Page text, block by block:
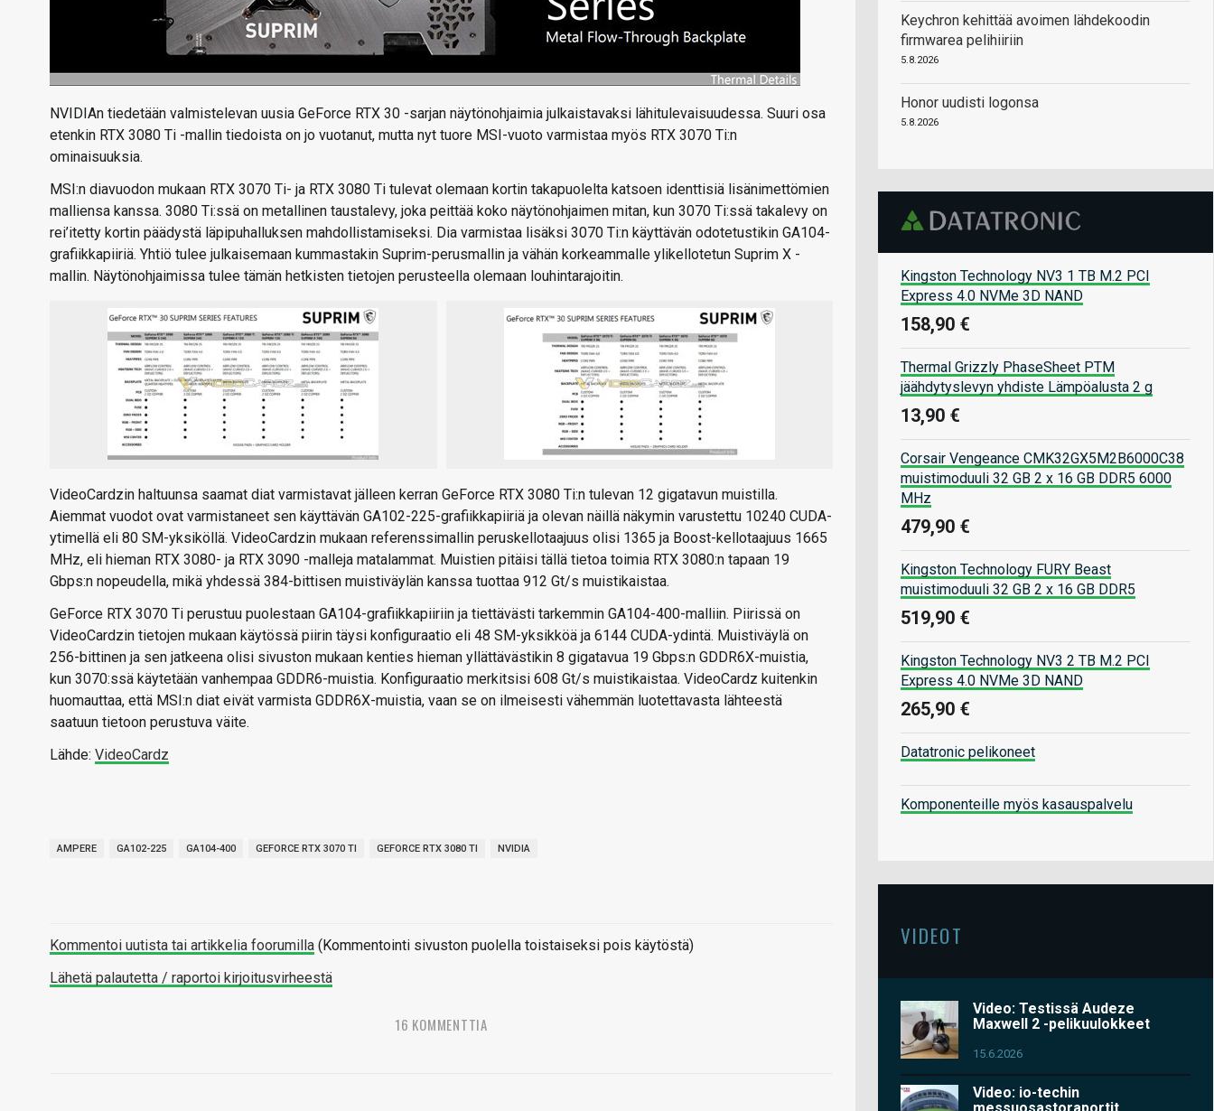
NVIDIAn tiedetään valmistelevan uusia GeForce RTX 30 -sarjan näytönohjaimia julkaistavaksi lähitulevaisuudessa. Suuri osa
etenkin RTX 3080 Ti -mallin tiedoista on jo vuotanut, mutta nyt tuore MSI-vuoto varmistaa myös RTX 3070 Ti:n
ominaisuuksia.
MSI:n diavuodon mukaan RTX 3070 Ti- ja RTX 3080 Ti tulevat olemaan kortin takapuolelta katsoen identtisiä lisänimettömien
malliensa kanssa. 3080 Ti:ssä on metallinen taustalevy, joka peittää koko näytönohjaimen mitan, kun 3070 Ti:ssä takalevy on
rei’itetty kortin päädystä läpipuhalluksen mahdollistamiseksi. Dia varmistaa lisäksi 3070 Ti:n käyttävän odotetustikin GA104-
grafiikkapiiriä. Yhtiö tulee julkaisemaan kummastakin Suprim-perusmallin ja vähän korkeammalle ylikellotetun Suprim X -
mallin. Näytönohjaimissa tulee tämän hetkisten tietojen perusteella olemaan louhintarajoitin.
VideoCardzin haltuunsa saamat diat varmistavat jälleen kerran GeForce RTX 3080 Ti:n tulevan 12 gigatavun muistilla.
Aiemmat vuodot ovat varmistaneet sen käyttävän GA102-225-grafiikkapiiriä ja olevan näillä näkymin varustettu 10240 CUDA-
ytimellä eli 80 SM-yksiköllä. VideoCardzin mukaan referenssimallin peruskellotaajuus olisi 1365 ja Boost-kellotaajuus 1665
MHz, eli hieman RTX 3080- ja RTX 3090 -malleja matalammat. Muistien pitäisi tällä tietoa toimia RTX 3080:n tapaan 19
Gbps:n nopeudella, mikä yhdessä 384-bittisen muistiväylän kanssa tuottaa 912 Gt/s muistikaistaa.
GeForce RTX 3070 Ti perustuu puolestaan GA104-grafiikkapiiriin ja tiettävästi tarkemmin GA104-400-malliin. Piirissä on
VideoCardzin tietojen mukaan käytössä piirin täysi konfiguraatio eli 48 SM-yksikköä ja 6144 CUDA-ydintä. Muistiväylä on
256-bittinen ja sen jatkeena olisi sivuston mukaan kenties hieman yllättävästikin 8 gigatavua 19 Gbps:n GDDR6X-muistia,
kun 3070:ssä käytetään vanhempaa GDDR6-muistia. Konfiguraatio merkitsisi 608 Gt/s muistikaistaa. VideoCardz kuitenkin
huomauttaa, että MSI:n diat eivät varmista GDDR6X-muistia, vaan se on ilmeisesti vähemmän luotettavasta lähteestä
saatuun tietoon perustuva väite.
Lähde: VideoCardz
AMPERE GA102-225 GA104-400 GEFORCE RTX 3070 TI GEFORCE RTX 3080 TI NVIDIA
Kommentoi uutista tai artikkelia foorumilla (Kommentointi sivuston puolella toistaiseksi pois käytöstä)
Lähetä palautetta / raportoi kirjoitusvirheestä
16 KOMMENTTIA
Keychron kehittää avoimen lähdekoodin
firmwarea pelihiiriin
5.8.2026
Honor uudisti logonsa
5.8.2026
Kingston Technology NV3 1 TB M.2 PCI
Express 4.0 NVMe 3D NAND
158,90 €
Thermal Grizzly PhaseSheet PTM
jäähdytyslevyn yhdiste Lämpöalusta 2 g
13,90 €
Corsair Vengeance CMK32GX5M2B6000C38
muistimoduuli 32 GB 2 x 16 GB DDR5 6000
MHz
479,90 €
Kingston Technology FURY Beast
muistimoduuli 32 GB 2 x 16 GB DDR5
519,90 €
Kingston Technology NV3 2 TB M.2 PCI
Express 4.0 NVMe 3D NAND
265,90 €
Datatronic pelikoneet
Komponenteille myös kasauspalvelu
VIDEOT
Video: Testissä Audeze
Maxwell 2 -pelikuulokkeet
15.6.2026
Video: io-techin